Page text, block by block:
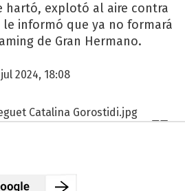
hartó, explotó al aire contra
le informó que ya no formará
de Gran Hermano.
2024, 18:08